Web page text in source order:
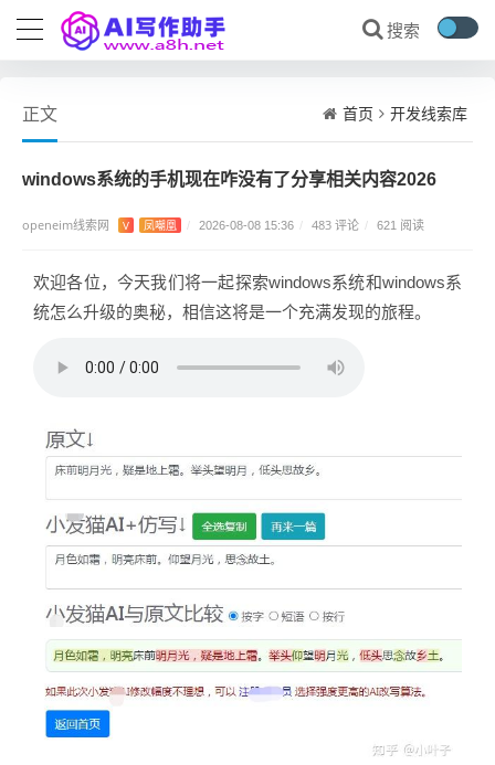
正文 首页 开发线索库
windows系统的手机现在咋没有了分享相关内容2026
openeim线索网 V 凤嘲凰 / 2026-08-08 15:36 / 483 评论 / 621 阅读
欢迎各位，今天我们将一起探索windows系统和windows系
统怎么升级的奥秘，相信这将是一个充满发现的旅程。